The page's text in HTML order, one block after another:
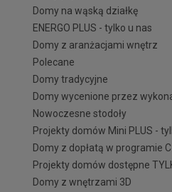
Domy na wąską działkę
ENERGO PLUS - tylko u nas
Domy z aranżacjami wnętrz
Polecane
Domy tradycyjne
Domy wycenione przez
Nowoczesne stodoły
Projekty domów Mini PLUS -
Domy z dopłatą w programie
Projekty domów dostępne
Domy z wnętrzami 3D